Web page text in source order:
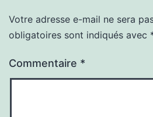
Votre adresse e-mail ne sera
obligatoires sont indiqués avec
Commentaire *